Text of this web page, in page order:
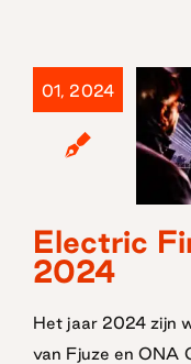
01, 2024
Electric
2024
Het jaar 2024 zijn
van Fjuze en ONA